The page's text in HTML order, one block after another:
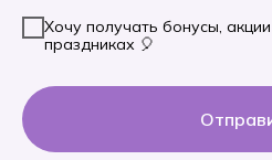
Хочу получать бонусы,
праздниках 🎈